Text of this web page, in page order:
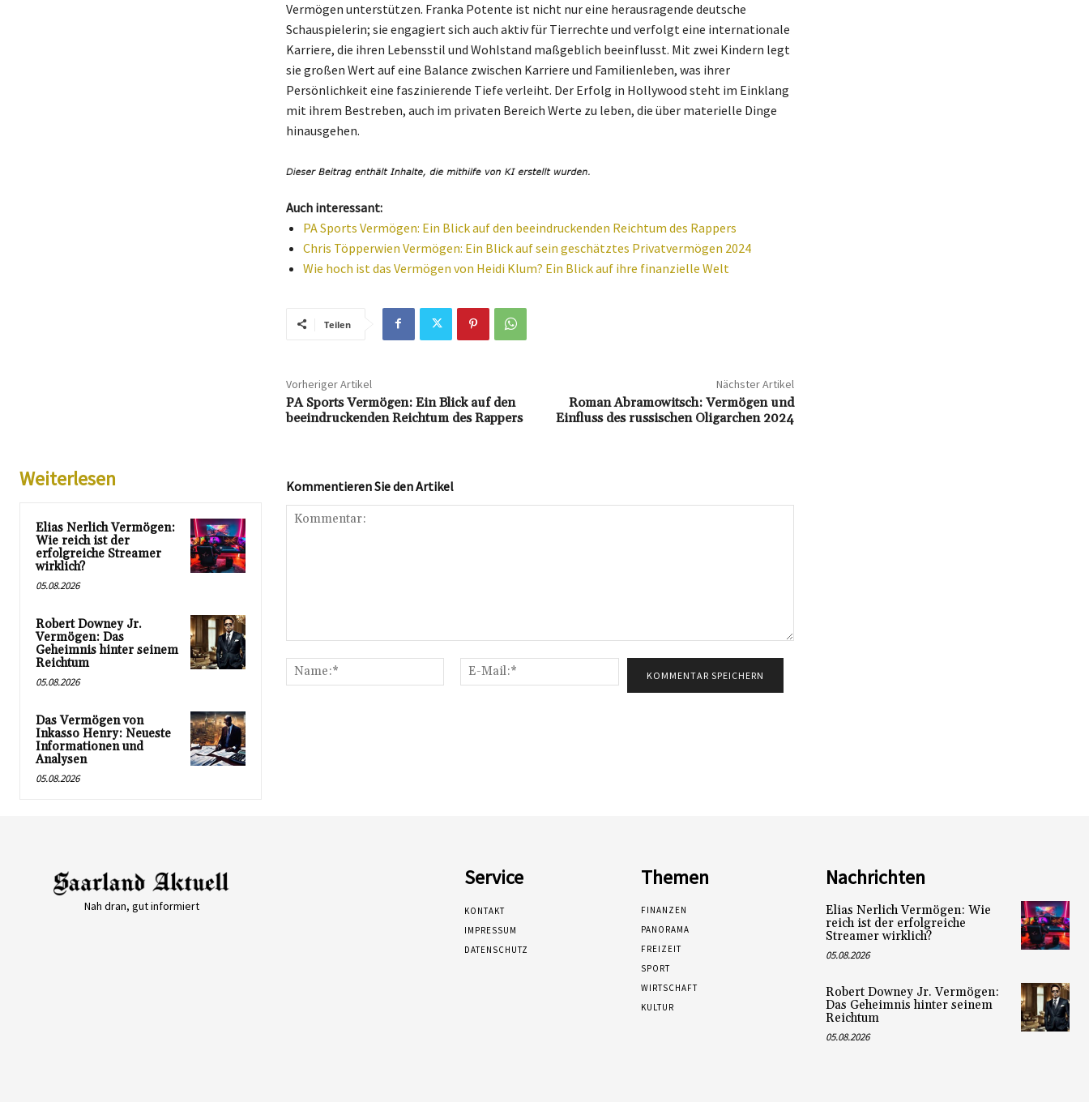
Vermögen unterstützen. Franka Potente ist nicht nur eine herausragende deutsche
Schauspielerin; sie engagiert sich auch aktiv für Tierrechte und verfolgt eine internationale
Karriere, die ihren Lebensstil und Wohlstand maßgeblich beeinflusst. Mit zwei Kindern legt
sie großen Wert auf eine Balance zwischen Karriere und Familienleben, was ihrer
Persönlichkeit eine faszinierende Tiefe verleiht. Der Erfolg in Hollywood steht im Einklang
mit ihrem Bestreben, auch im privaten Bereich Werte zu leben, die über materielle Dinge
hinausgehen.
Auch interessant:
PA Sports Vermögen: Ein Blick auf den beeindruckenden Reichtum des Rappers
Chris Töpperwien Vermögen: Ein Blick auf sein geschätztes Privatvermögen 2024
Wie hoch ist das Vermögen von Heidi Klum? Ein Blick auf ihre finanzielle Welt
Teilen
Vorheriger Artikel
PA Sports Vermögen: Ein Blick auf den
beeindruckenden Reichtum des Rappers
Nächster Artikel
Roman Abramowitsch: Vermögen und
Einfluss des russischen Oligarchen 2024
Weiterlesen
Elias Nerlich Vermögen:
Wie reich ist der
erfolgreiche Streamer
wirklich?
05.08.2026
Robert Downey Jr.
Vermögen: Das
Geheimnis hinter seinem
Reichtum
05.08.2026
Das Vermögen von
Inkasso Henry: Neueste
Informationen und
Analysen
05.08.2026
Kommentieren Sie den Artikel
Name:*
Mail:*
Nah dran, gut informiert
Service
KONTAKT
IMPRESSUM
DATENSCHUTZ
Themen
FINANZEN
PANORAMA
FREIZEIT
SPORT
WIRTSCHAFT
KULTUR
Nachrichten
Elias Nerlich Vermögen: Wie
reich ist der erfolgreiche
Streamer wirklich?
05.08.2026
Robert Downey Jr. Vermögen:
Das Geheimnis hinter seinem
Reichtum
05.08.2026